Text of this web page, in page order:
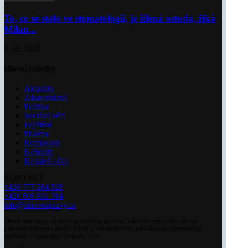
To, co se stalo ve stomatologii, je šílená ostuda, říká
Milan...
Aktuality
Zdravotnictví
Politika
Sociální věci
Pojištění
Pharma
Rozhovory
E-Health
Ke kávě i čaji
+420 777 264 528
+420 606 831 394
info@zdravezpravy.cz